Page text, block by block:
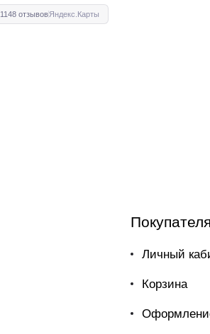
1148 отзывов Яндекс.Карты
Личный
Корзина